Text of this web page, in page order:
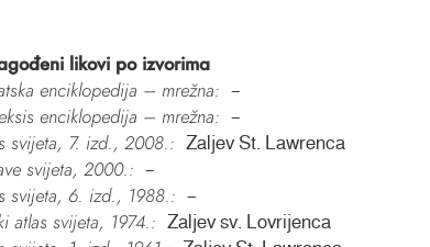
likovi po izvorima
enciklopedija – mrežna:
–
enciklopedija – mrežna: –
svijeta, 7. izd., 2008.: Zaljev St. Lawrenca
svijeta, 2000.: –
svijeta, 6. izd., 1988.: –
atlas svijeta, 1974.: Zaljev sv. Lovrijenca